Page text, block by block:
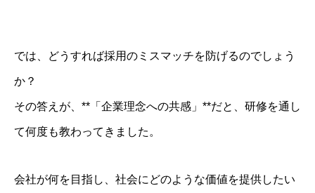
では、どうすれば採用のミスマッチを防げるのでしょう
か？
その答えが、**「企業理念への共感」**だと、研修を通し
て何度も教わってきました。
会社が何を目指し、社会にどのような価値を提供したい